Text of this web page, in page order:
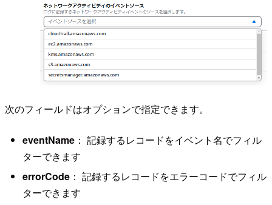
次のフィールドはオプションで指定できます。
eventName： 記録するレコードをイベント名でフィル
ターできます
errorCode： 記録するレコードをエラーコードでフィル
ターできます